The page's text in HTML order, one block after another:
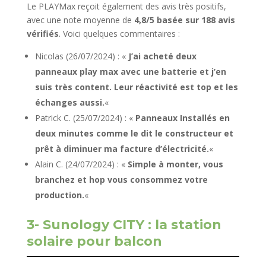
Le PLAYMax reçoit également des avis très positifs,
avec une note moyenne de 4,8/5 basée sur 188 avis
vérifiés. Voici quelques commentaires :
Nicolas (26/07/2024) : « J’ai acheté deux
panneaux play max avec une batterie et j’en
suis très content. Leur réactivité est top et les
échanges aussi.«
Patrick C. (25/07/2024) : « Panneaux Installés en
deux minutes comme le dit le constructeur et
prêt à diminuer ma facture d’électricité.«
Alain C. (24/07/2024) : « Simple à monter, vous
branchez et hop vous consommez votre
production.«
3- Sunology CITY : la station
solaire pour balcon